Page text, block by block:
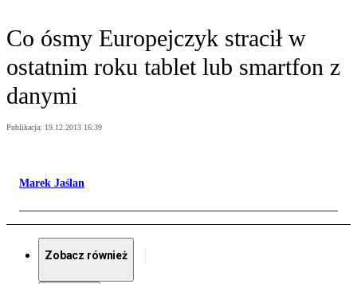
Co ósmy Europejczyk stracił w
ostatnim roku tablet lub smartfon z
danymi
Publikacja: 19.12.2013 16:39
Marek Jaślan
Zobacz również